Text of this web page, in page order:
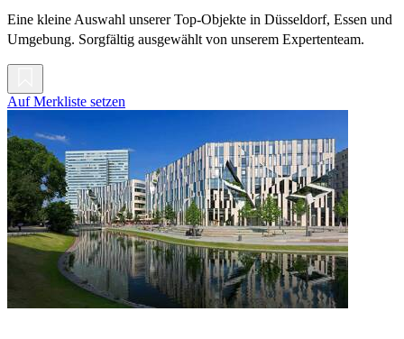
Eine kleine Auswahl unserer Top-Objekte in Düsseldorf, Essen und
Umgebung. Sorgfältig ausgewählt von unserem Expertenteam.
Auf Merkliste setzen